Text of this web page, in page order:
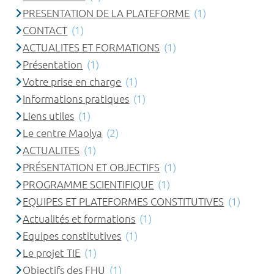
PRESENTATION DE LA PLATEFORME (1)
CONTACT (1)
ACTUALITES ET FORMATIONS (1)
Présentation (1)
Votre prise en charge (1)
Informations pratiques (1)
Liens utiles (1)
Le centre Maolya (2)
ACTUALITES (1)
PRÉSENTATION ET OBJECTIFS (1)
PROGRAMME SCIENTIFIQUE (1)
EQUIPES ET PLATEFORMES CONSTITUTIVES (1)
Actualités et formations (1)
Equipes constitutives (1)
Le projet TIE (1)
Objectifs des FHU (1)